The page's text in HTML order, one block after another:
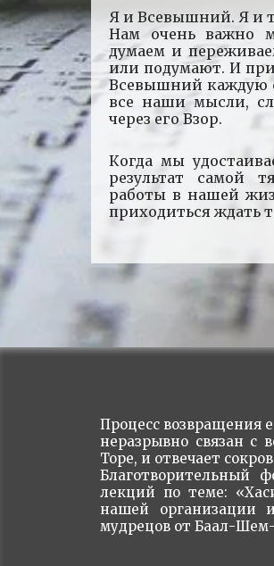
Я и Всевышний. Я и
Нам очень важно
думаем и
или подумают. И при
Всевышний каждую
все наши мысли,
через его Взор.
Когда мы
результат самой
работы в нашей
приходиться ждать
Процесс возвращения
неразрывно связан с
Торе, и отвечает
Благотворительный
лекций по теме:
нашей организации
мудрецов от Баал-